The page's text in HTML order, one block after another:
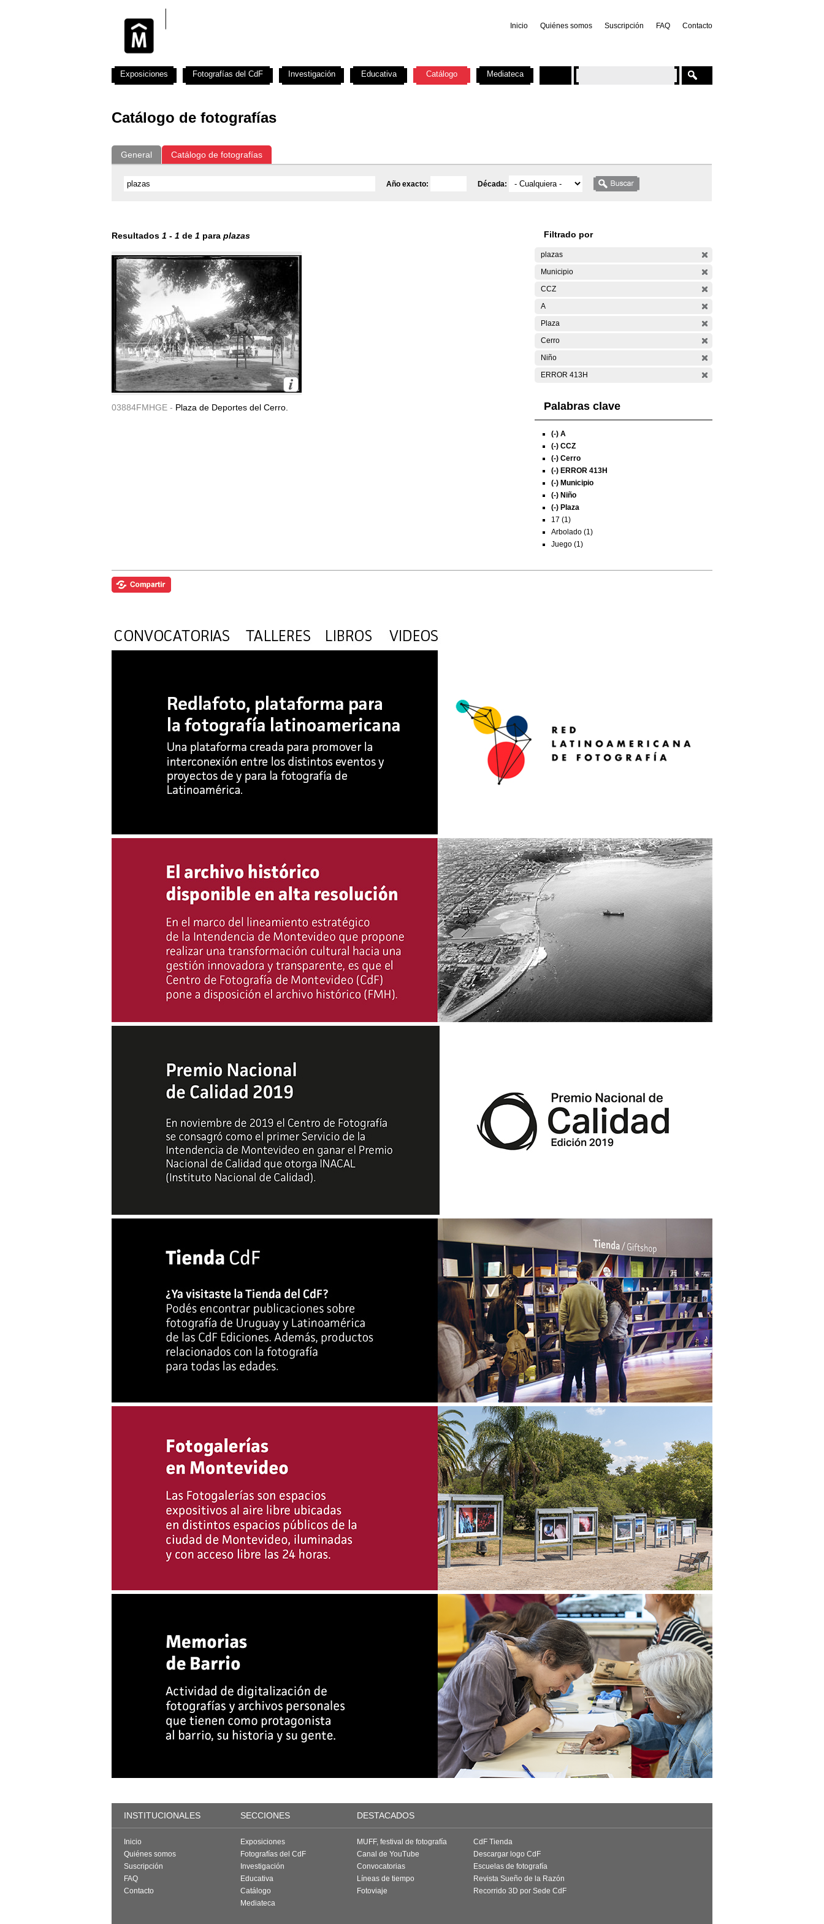
Inicio Quiénes somos Suscripción FAQ Contacto
Catálogo de fotografías
General Catálogo de fotografías
Año exacto: Década:
Resultados 1 - 1 de 1 para plazas
03884FMHGE - Plaza de Deportes del Cerro.
Filtrado por
plazas
Municipio
CCZ
A
Plaza
Cerro
Niño
ERROR 413H
Palabras clave
(-) A
(-) CCZ
(-) Cerro
(-) ERROR 413H
(-) Municipio
(-) Niño
(-) Plaza
17 (1)
Arbolado (1)
Juego (1)
Exposiciones Fotografías del CdF Investigación Educativa Catálogo Mediateca
INSTITUCIONALES SECCIONES DESTACADOS
Inicio
Quiénes somos
Suscripción
FAQ
Contacto
Exposiciones
Fotografías del CdF
Investigación
Educativa
Catálogo
Mediateca
MUFF, festival de fotografía
Canal de YouTube
Convocatorias
Líneas de tiempo
Fotoviaje
CdF Tienda
Descargar logo CdF
Escuelas de fotografía
Revista Sueño de la Razón
Recorrido 3D por Sede CdF